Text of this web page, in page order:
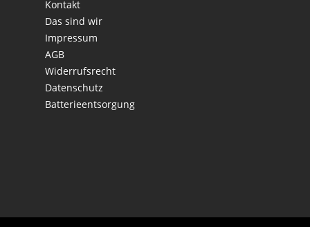
Kontakt
Das sind wir
Impressum
AGB
Widerrufsrecht
Datenschutz
Batterieentsorgung